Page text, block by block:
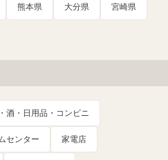
熊本県 大分県 宮崎県
酒・日用品・コンビニ
センター 家電店